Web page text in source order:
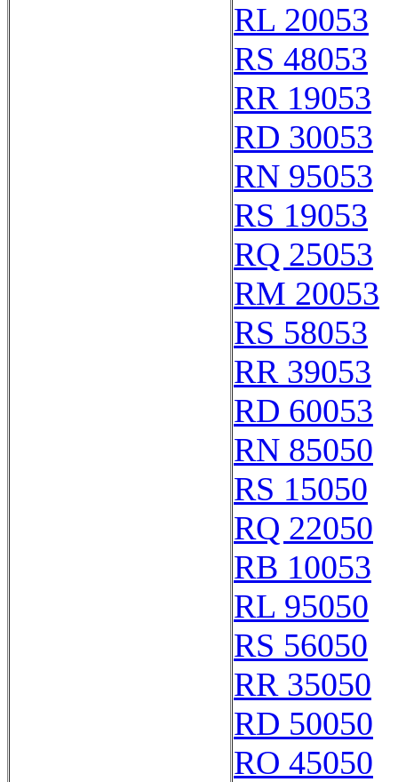
RL 20053
RS 48053
RR 19053
RD 30053
RN 95053
RS 19053
RQ 25053
RM 20053
RS 58053
RR 39053
RD 60053
RN 85050
RS 15050
RQ 22050
RB 10053
RL 95050
RS 56050
RR 35050
RD 50050
RO 45050